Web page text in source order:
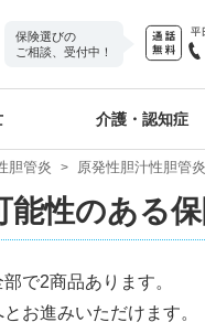
保険選びの
ご相談、受付中！
介護・認知症
胆管炎 原発性胆汁性胆管
能性のある
で2商品あります。
お進みいただけます